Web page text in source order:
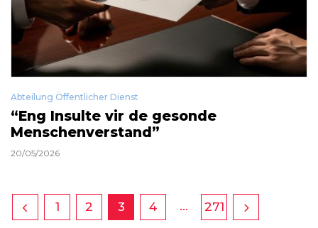
Abteilung Öffentlicher Dienst
“Eng Insulte vir de gesonde
Menschenverstand”
20/05/2026
1 2 3 4 … 271